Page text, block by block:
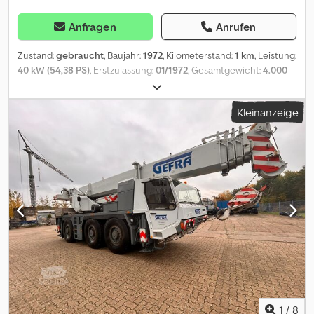
und Vermietung von Kran und Hebefahrzeuge sowie
Baumaschinen und Schwerlastfahrzeuge
Anfragen Anrufen
Zustand:gebraucht, Baujahr:1972, Kilometerstand:1 km, Leistung:
40 kW (54,38 PS), Erstzulassung:01/1972, Gesamtgewicht:4.000
Orange
Getriebetyp:Sonstige, Ausstattung:Unfallfahrzeug,
Fahrzeugstandort: Bovenden, Dsdevhhdbepfx Aprjck Aufbau:
Oldtimer Kehrmaschine Knicklenker , Nicht fahrbereit !
Ersatzteilspender ! ZUBEHÖRANGABEN OHNE GEWÄHR,
Änderungen, Zwischenverkauf und Irrtümer vorbehalten! - .
Kleinanzeige
1 / 8